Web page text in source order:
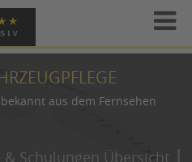
aus dem Fernsehen
& Schulungen Übersicht